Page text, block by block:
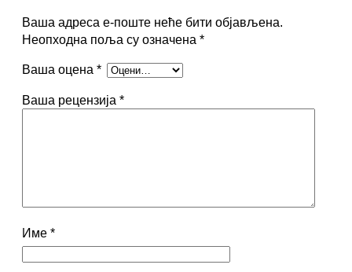
Ваша адреса е-поште неће бити објављена.
Неопходна поља су означена *
Ваша оцена *
Ваша рецензија *
Име *